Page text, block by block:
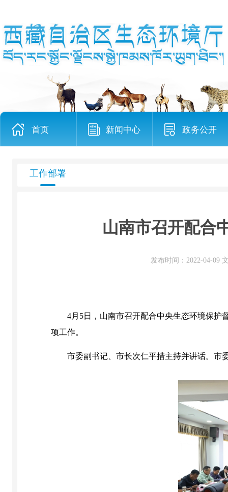
首页 新闻中心 政务公开
工作部署
山南市召开配合
发布时间：2022-04-09
4月5日，山南市召开配合中央生态环境保护
项工作。
市委副书记、市长次仁平措主持并讲话。市